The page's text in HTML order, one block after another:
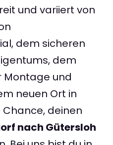
und variiert von
dem sicheren
dem
Montage und
neuen Ort in
Chance, deinen
nach Gütersloh